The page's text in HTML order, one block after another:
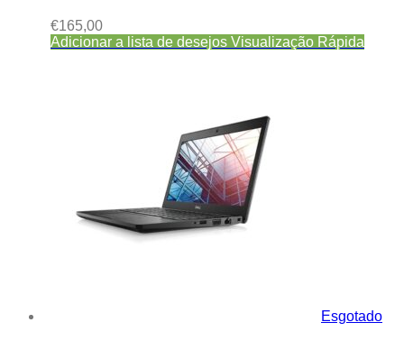
€165,00
Adicionar a lista de desejos Visualização Rápida
Esgotado